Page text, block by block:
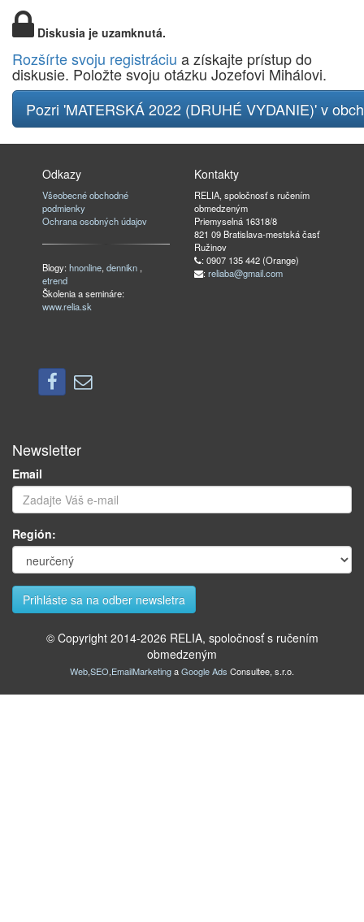
Diskusia je uzamknutá.
Rozšírte svoju registráciu a získajte prístup do
diskusie. Položte svoju otázku Jozefovi Mihálovi.
Pozri 'MATERSKÁ 2022 (DRUHÉ VYDANIE)' v
Odkazy
Všeobecné obchodné
podmienky
Ochrana osobných údajov
Blogy:hnonline,dennikn ,
etrend
Školenia a semináre:
www.relia.sk
Kontakty
RELIA, spoločnosť s ručením
obmedzeným
Priemyselná 16318/8
821 09 Bratislava-mestská časť
Ružinov
: 0907 135 442 (Orange)
: reliaba@gmail.com
Newsletter
Email
Región:
© Copyright 2014-2026 RELIA, spoločnosť s ručením
obmedzeným
Web,SEO,EmailMarketingaGoogle Ads Consultee, s.r.o.